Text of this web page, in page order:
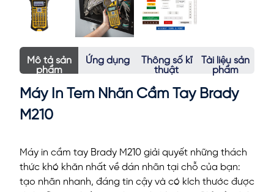
Mô tả sản
phẩm
Ứng dụng
Thông số kĩ
thuật
Tài liệu sản
phẩm
Máy In Tem Nhãn Cầm Tay Brady
M210
Máy in cầm tay Brady M210 giải quyết những thách
thức khó khăn nhất về dán nhãn tại chỗ của bạn:
tạo nhãn nhanh, đáng tin cậy và có kích thước được